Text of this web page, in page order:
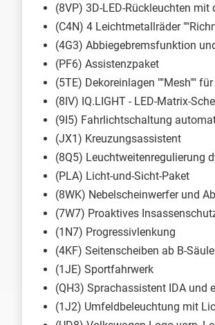
(8VP) 3D-LED-Rückleuchten
(C4N) 4 Leichtmetallräder
(4G3) Abbiegebremsfunktion
(PF6) Assistenzpaket
(5TE) Dekoreinlagen ""Mesh""
(8IV) IQ.LIGHT - LED-Matrix-
(9I5) Fahrlichtschaltung
(JX1) Kreuzungsassistent
(8Q5) Leuchtweitenregulierung
(PLA) Licht-und-Sicht-Paket
(8WK) Nebelscheinwerfer und
(7W7) Proaktives
(1N7) Progressivlenkung
(4KF) Seitenscheiben ab B-
(1JE) Sportfahrwerk
(QH3) Sprachassistent IDA und
(1J2) Umfeldbeleuchtung mit